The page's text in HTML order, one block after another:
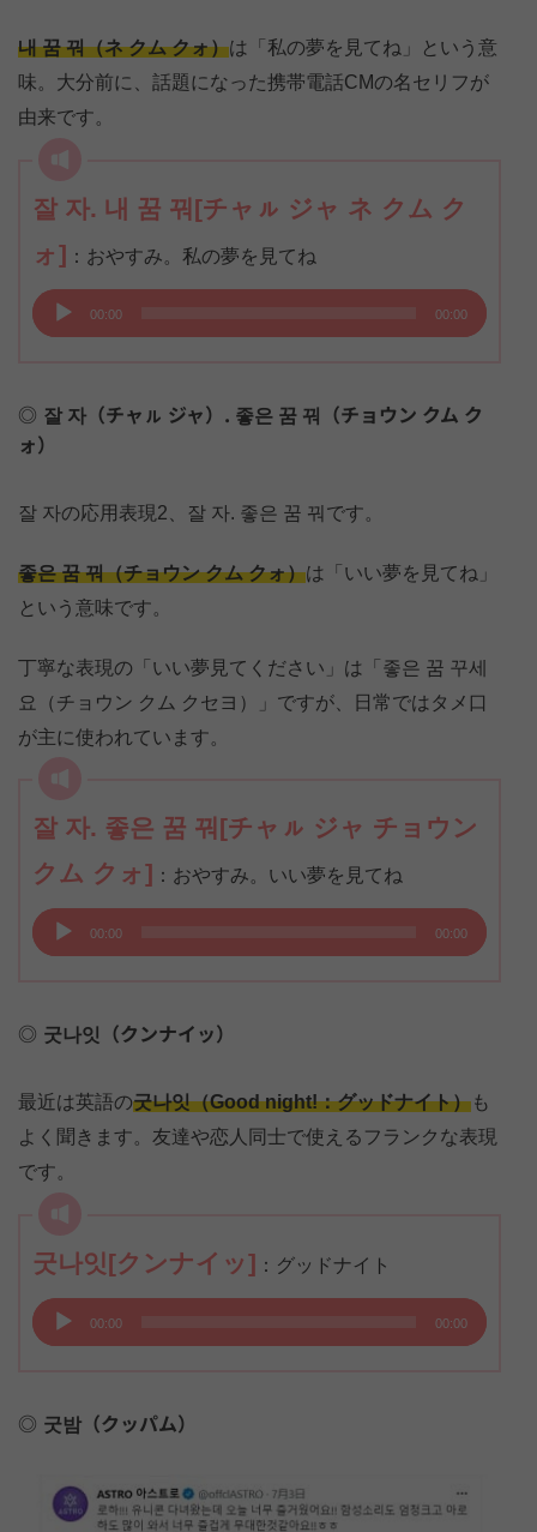
내 꿈 꿔（ネ クム クォ）は「私の夢を見てね」という意
味。大分前に、話題になった携帯電話CMの名セリフが
由来です。
잘 자. 내 꿈 꿔[チャㇽ ジャ ネ クム ク
ォ] ：おやすみ。私の夢を見てね
音
声
ー
ヤ
00:00 00:00
잘 자（チャㇽ ジャ）. 좋은 꿈 꿔（チョウン クム ク
ォ）
잘 자の応用表現2、잘 자. 좋은 꿈 꿔です。
좋은 꿈 꿔（チョウン クム クォ）は「いい夢を見てね」
という意味です。
丁寧な表現の「いい夢見てください」は「좋은 꿈 꾸세
요（チョウン クム クセヨ）」ですが、日常ではタメ口
が主に使われています。
잘 자. 좋은 꿈 꿔[チャㇽ ジャ チョウン
クム クォ] ：おやすみ。いい夢を見てね
音
声
ー
ー
00:00 00:00
굿나잇（クンナイッ）
最近は英語の굿나잇（Good night!：グッドナイト）も
よく聞きます。友達や恋人同士で使えるフランクな表現
です。
굿나잇[クンナイッ] ：グッドナイト
音
声
ー
00:00 00:00
굿밤（クッパム）